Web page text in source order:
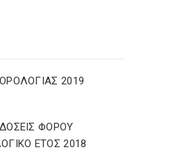
2019
ΦΟΡΟΥ
ΕΤΟΣ 2018